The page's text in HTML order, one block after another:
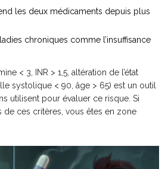
les deux médicaments depuis plus
chroniques comme l’insuffisance
< 3, INR > 1,5, altération de l’état
systolique < 90, âge > 65) est un outil
utilisent pour évaluer ce risque. Si
de ces critères, vous êtes en zone